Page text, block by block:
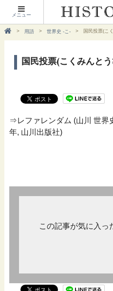
メニュー
用語 世界史 -こ- 国民投票(こ
国民投票(こくみんと
⇒レファレンダム (山川 世界
年, 山川出版社)
この記事が気に入っ